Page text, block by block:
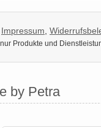
Impressum
Produkte und
by Petra